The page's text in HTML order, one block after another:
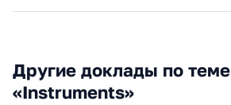
Другие доклады по теме
«Instruments»